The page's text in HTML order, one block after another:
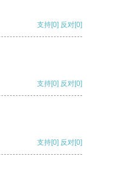
支持[0] 反对[0]
支持[0] 反对[0]
支持[0] 反对[0]